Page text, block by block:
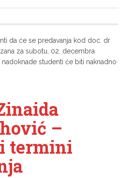
da će se predavanja kod doc. dr
za subotu, 02. decembra
studenti će biti naknadno
–
termini